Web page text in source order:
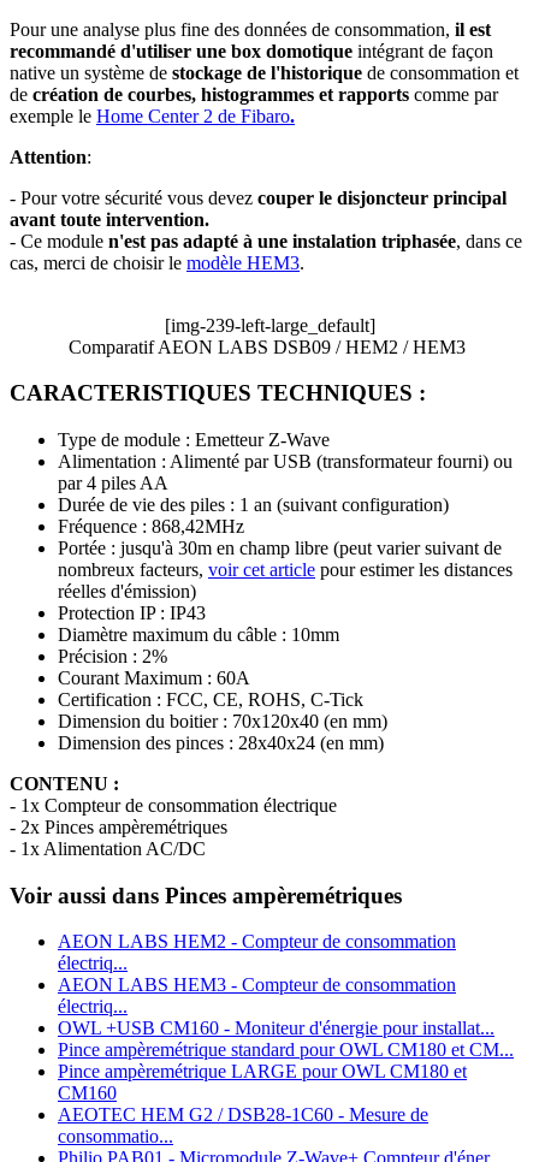
Pour une analyse plus fine des données de consommation, il est
recommandé d'utiliser une box domotique intégrant de façon
native un système de stockage de l'historique de consommation et
de création de courbes, histogrammes et rapports comme par
exemple le Home Center 2 de Fibaro.
Attention:
- Pour votre sécurité vous devez couper le disjoncteur principal
avant toute intervention.
- Ce module n'est pas adapté à une instalation triphasée, dans ce
cas, merci de choisir le modèle HEM3.
[img-239-left-large_default]
Comparatif AEON LABS DSB09 / HEM2 / HEM3
CARACTERISTIQUES TECHNIQUES :
Type de module : Emetteur Z-Wave
Alimentation : Alimenté par USB (transformateur fourni) ou
par 4 piles AA
Durée de vie des piles : 1 an (suivant configuration)
Fréquence : 868,42MHz
Portée : jusqu'à 30m en champ libre (peut varier suivant de
nombreux facteurs, voir cet article pour estimer les distances
réelles d'émission)
Protection IP : IP43
Diamètre maximum du câble : 10mm
Précision : 2%
Courant Maximum : 60A
Certification : FCC, CE, ROHS, C-Tick
Dimension du boitier : 70x120x40 (en mm)
Dimension des pinces : 28x40x24 (en mm)
CONTENU :
- 1x Compteur de consommation électrique
- 2x Pinces ampèremétriques
- 1x Alimentation AC/DC
Voir aussi dans Pinces ampèremétriques
AEON LABS HEM2 - Compteur de consommation
électriq...
AEON LABS HEM3 - Compteur de consommation
électriq...
OWL +USB CM160 - Moniteur d'énergie pour installat...
Pince ampèremétrique standard pour OWL CM180 et CM...
Pince ampèremétrique LARGE pour OWL CM180 et
CM160
AEOTEC HEM G2 / DSB28-1C60 - Mesure de
consommatio...